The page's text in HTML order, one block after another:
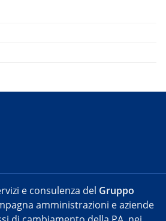
e consulenza del Gruppo
amministrazioni e aziende